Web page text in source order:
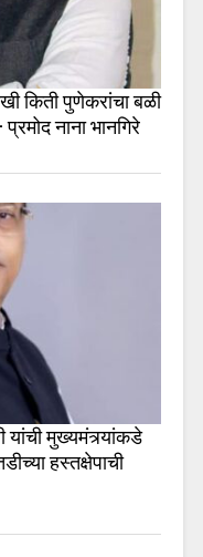
पुणेकरांचा बळी
नाना भानगिरे
मुख्यमंत्र्यांकडे
हस्तक्षेपाची